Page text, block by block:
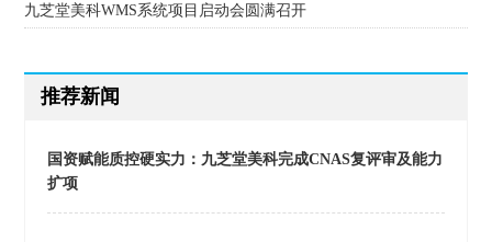
九芝堂美科WMS系统项目启动会圆满召开
推荐新闻
国资赋能质控硬实力：九芝堂美科完成CNAS复评审及能力
扩项